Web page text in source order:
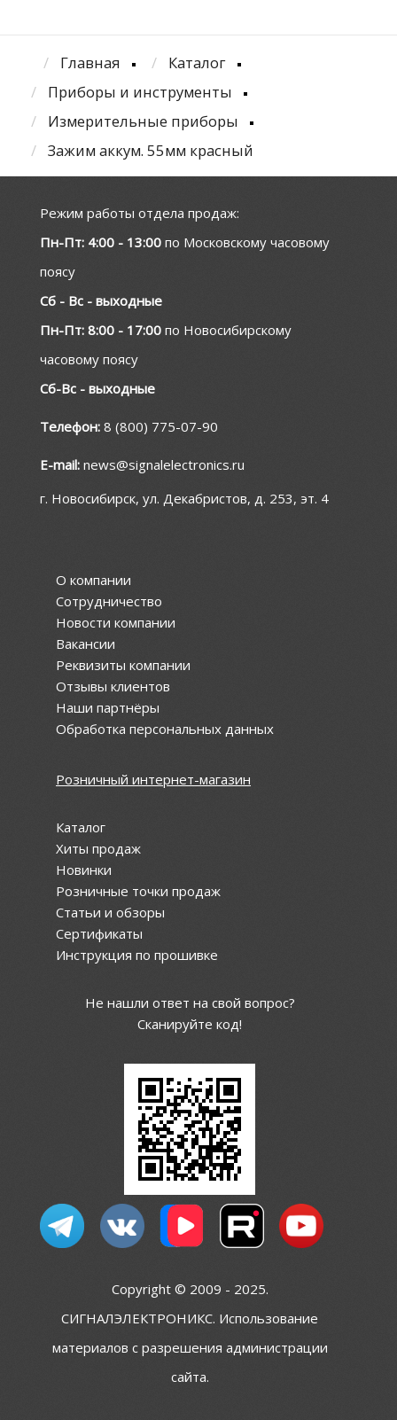
Главная
Каталог
Приборы и инструменты
Измерительные приборы
Зажим аккум. 55мм красный
Режим работы отдела продаж:
Пн-Пт: 4:00 - 13:00 по Московскому часовому
поясу
Сб - Вс - выходные
Пн-Пт: 8:00 - 17:00 по Новосибирскому
часовому поясу
Сб-Вс - выходные
Телефон: 8 (800) 775-07-90
E-mail: news@signalelectronics.ru
г. Новосибирск, ул. Декабристов, д. 253, эт. 4
О компании
Сотрудничество
Новости компании
Вакансии
Реквизиты компании
Отзывы клиентов
Наши партнёры
Обработка персональных данных
Розничный интернет-магазин
Каталог
Хиты продаж
Новинки
Розничные точки продаж
Статьи и обзоры
Сертификаты
Инструкция по прошивке
Не нашли ответ на свой вопрос?
Сканируйте код!
Copyright © 2009 - 2025.
СИГНАЛЭЛЕКТРОНИКС. Использование
материалов с разрешения администрации
сайта.